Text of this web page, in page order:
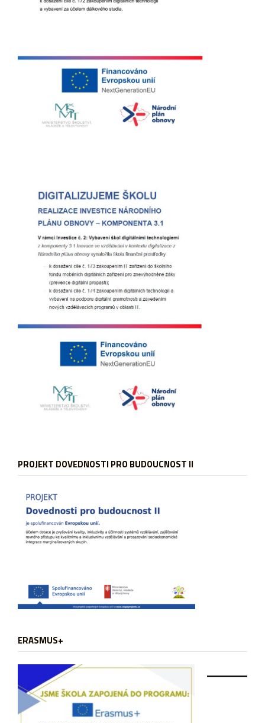
PROJEKT DOVEDNOSTI PRO BUDOUCNOST II
ERASMUS+